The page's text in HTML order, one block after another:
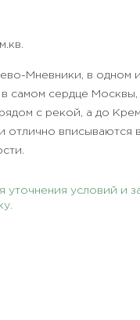
Мневники, в одном
самом сердце Москвы,
с рекой, а до
отлично вписываются
условий и